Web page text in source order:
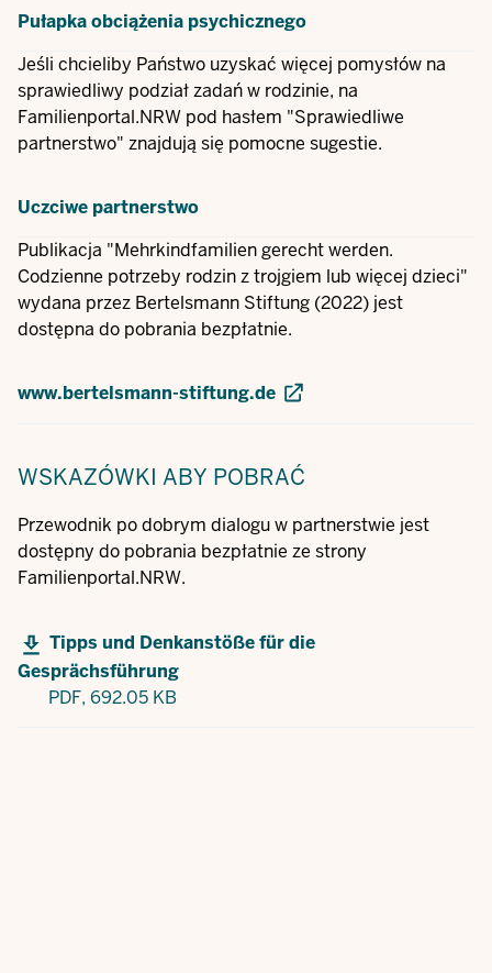
Pułapka obciążenia psychicznego
Jeśli chcieliby Państwo uzyskać więcej pomysłów na
sprawiedliwy podział zadań w rodzinie, na
Familienportal.NRW pod hasłem "Sprawiedliwe
partnerstwo" znajdują się pomocne sugestie.
Uczciwe partnerstwo
Publikacja "Mehrkindfamilien gerecht werden.
Codzienne potrzeby rodzin z trojgiem lub więcej dzieci"
wydana przez Bertelsmann Stiftung (2022) jest
dostępna do pobrania bezpłatnie.
www.bertelsmann-stiftung.de
WSKAZÓWKI ABY POBRAĆ
Przewodnik po dobrym dialogu w partnerstwie jest
dostępny do pobrania bezpłatnie ze strony
Familienportal.NRW.
Tipps und Denkanstöße für die
Gesprächsführung
PDF, 692.05 KB